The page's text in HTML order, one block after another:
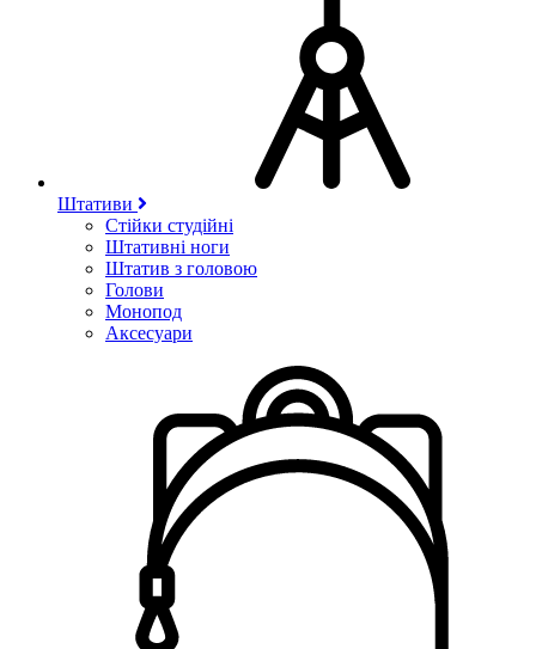
Штативи
Стійки студійні
Штативні ноги
Штатив з головою
Голови
Монопод
Аксесуари